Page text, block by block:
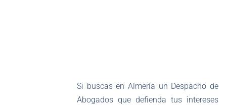
Si buscas en Almería un Despacho de
Abogados que defienda tus intereses